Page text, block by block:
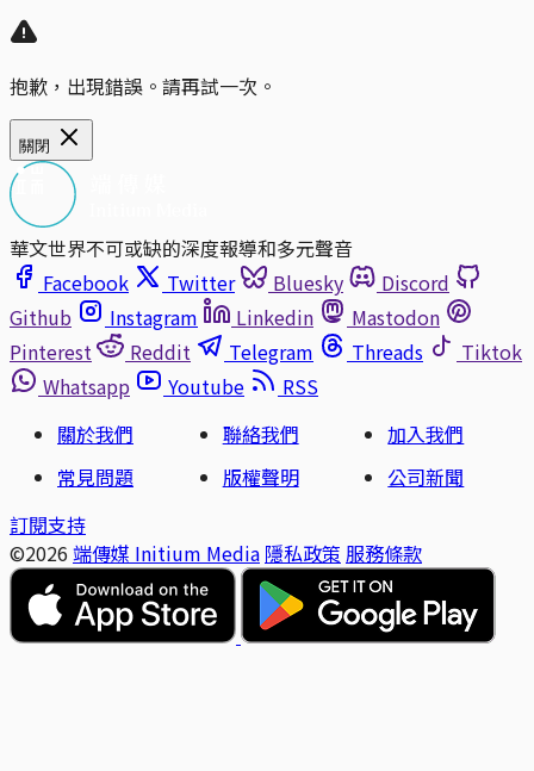
抱歉，出現錯誤。請再試一次。
關閉
華文世界不可或缺的深度報導和多元聲音
Facebook
Twitter Bluesky
Discord
Github
Instagram Linkedin
Mastodon
Pinterest
Reddit Telegram Threads
Tiktok
Whatsapp
Youtube
RSS
關於我們
聯絡我們
加入我們
常見問題
版權聲明
公司新聞
訂閱支持
©2026 端傳媒 Initium Media 隱私政策 服務條款